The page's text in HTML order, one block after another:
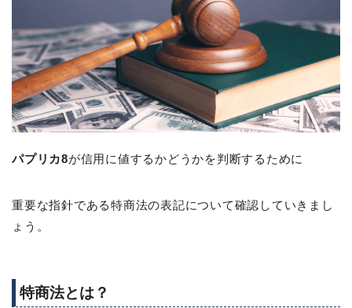
パプリカ8が信用に値するかどうかを判断するために
重要な指針である特商法の表記について確認していきまし
ょう。
特商法とは？